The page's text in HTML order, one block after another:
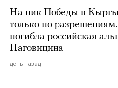
На пик Победы в
только по
погибла российская
Наговицина
день назад